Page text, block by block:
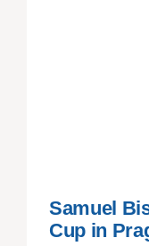
Samuel
Cup in